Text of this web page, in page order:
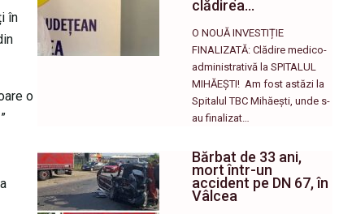
în
o
clădirea…
O NOUĂ INVESTIȚIE
FINALIZATĂ: Clădire medico-
administrativă la SPITALUL
MIHĂEȘTI! ​ Am fost astăzi la
Spitalul TBC Mihăești, unde s-
au finalizat…
Bărbat de 33 ani,
mort într-un
accident pe DN 67, în
Vâlcea